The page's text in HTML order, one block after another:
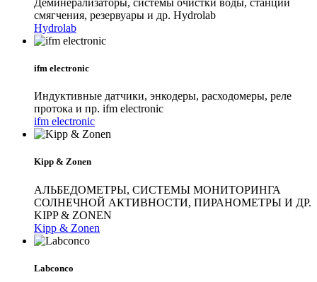
смягчения, резервуары и др. Hydrolab
Hydrolab
ifm electronic
Индуктивные датчики, энкодеры, расходомеры, реле
протока и пр. ifm electronic
ifm electronic
Kipp & Zonen
АЛЬБЕДОМЕТРЫ, СИСТЕМЫ МОНИТОРИНГА
СОЛНЕЧНОЙ АКТИВНОСТИ, ПИРАНОМЕТРЫ И ДР.
KIPP & ZONEN
Kipp & Zonen
Labconco